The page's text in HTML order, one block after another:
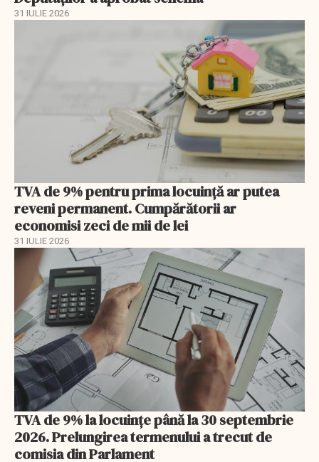
31 IULIE 2026
TVA de 9% pentru prima locuință ar putea
reveni permanent. Cumpărătorii ar
economisi zeci de mii de lei
31 IULIE 2026
TVA de 9% la locuințe până la 30 septembrie
2026. Prelungirea termenului a trecut de
comisia din Parlament